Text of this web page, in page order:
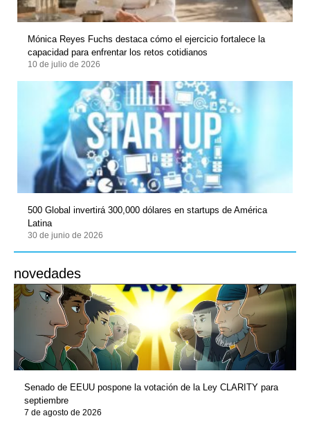
Mónica Reyes Fuchs destaca cómo el ejercicio fortalece la
capacidad para enfrentar los retos cotidianos
10 de julio de 2026
500 Global invertirá 300,000 dólares en startups de América
Latina
30 de junio de 2026
novedades
Senado de EEUU pospone la votación de la Ley CLARITY para
septiembre
7 de agosto de 2026